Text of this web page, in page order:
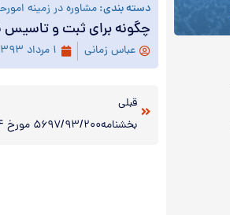
دسته بندی:مشاوره در زمینه
چگونه برای ثبت و
عباس زمانی ۱ مرداد ۱۳۹۳
قبلی